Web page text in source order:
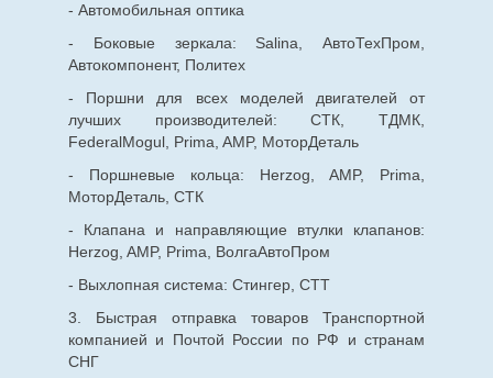
- Автомобильная оптика
- Боковые зеркала: Salina, АвтоТехПром,
Автокомпонент, Политех
- Поршни для всех моделей двигателей от
лучших производителей: СТК, ТДМК,
FederalMogul, Prima, AMP, МоторДеталь
- Поршневые кольца: Herzog, AMP, Prima,
МоторДеталь, СТК
- Клапана и направляющие втулки клапанов:
Herzog, AMP, Prima, ВолгаАвтоПром
- Выхлопная система: Стингер, СТТ
3. Быстрая отправка товаров Транспортной
компанией и Почтой России по РФ и странам
СНГ